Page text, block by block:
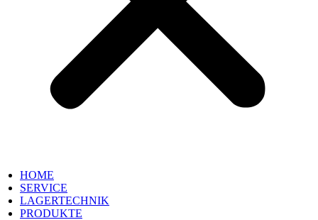
HOME
SERVICE
LAGERTECHNIK
PRODUKTE